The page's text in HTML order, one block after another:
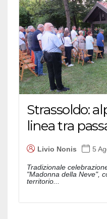
Strassoldo:
linea tra
Livio Nonis 5
Tradizionale
"Madonna della Neve",
territorio...